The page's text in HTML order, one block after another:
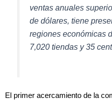
ventas anuales
de dólares, tiene
regiones económicas
7,020 tiendas y 35
El primer acercamiento de la